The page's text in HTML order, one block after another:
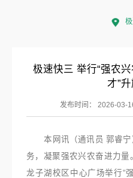
极速快三 举行“强农
才”
发布时间： 2026-03-
本网讯（通讯员 郭睿宁
务，凝聚强农兴农奋进力
龙子湖校区中心广场举行“